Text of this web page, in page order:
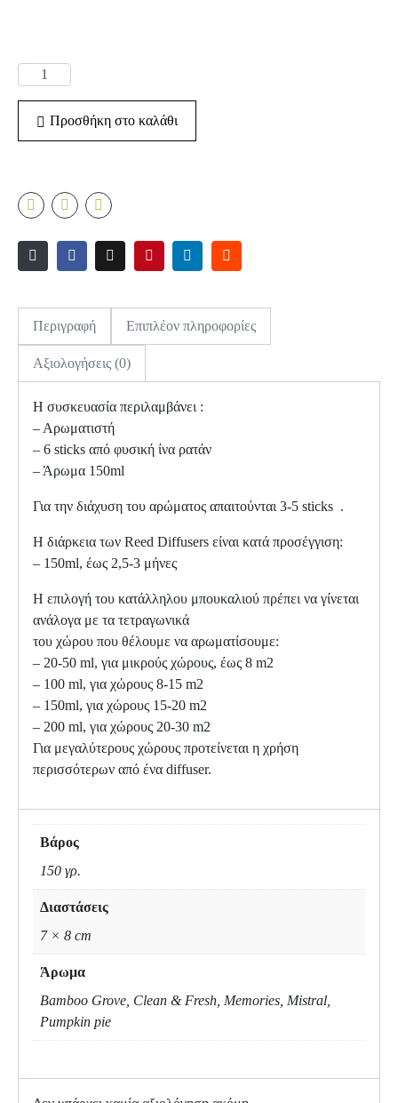
Προσθήκη στο καλάθι
Περιγραφή Επιπλέον πληροφορίες
Αξιολογήσεις (0)
Η συσκευασία περιλαμβάνει :
– Αρωματιστή
– 6 sticks από φυσική ίνα ρατάν
– Άρωμα 150ml
Για την διάχυση του αρώματος απαιτούνται 3-5 sticks .
Η διάρκεια των Reed Diffusers είναι κατά προσέγγιση:
– 150ml, έως 2,5-3 μήνες
H επιλογή του κατάλληλου μπουκαλιού πρέπει να γίνεται
ανάλογα με τα τετραγωνικά
του χώρου που θέλουμε να αρωματίσουμε:
– 20-50 ml, για μικρούς χώρους, έως 8 m2
– 100 ml, για χώρους 8-15 m2
– 150ml, για χώρους 15-20 m2
– 200 ml, για χώρους 20-30 m2
Για μεγαλύτερους χώρους προτείνεται η χρήση
περισσότερων από ένα diffuser.
Βάρος
150 γρ.
Διαστάσεις
7 × 8 cm
Άρωμα
Bamboo Grove, Clean & Fresh, Memories, Mistral,
Pumpkin pie